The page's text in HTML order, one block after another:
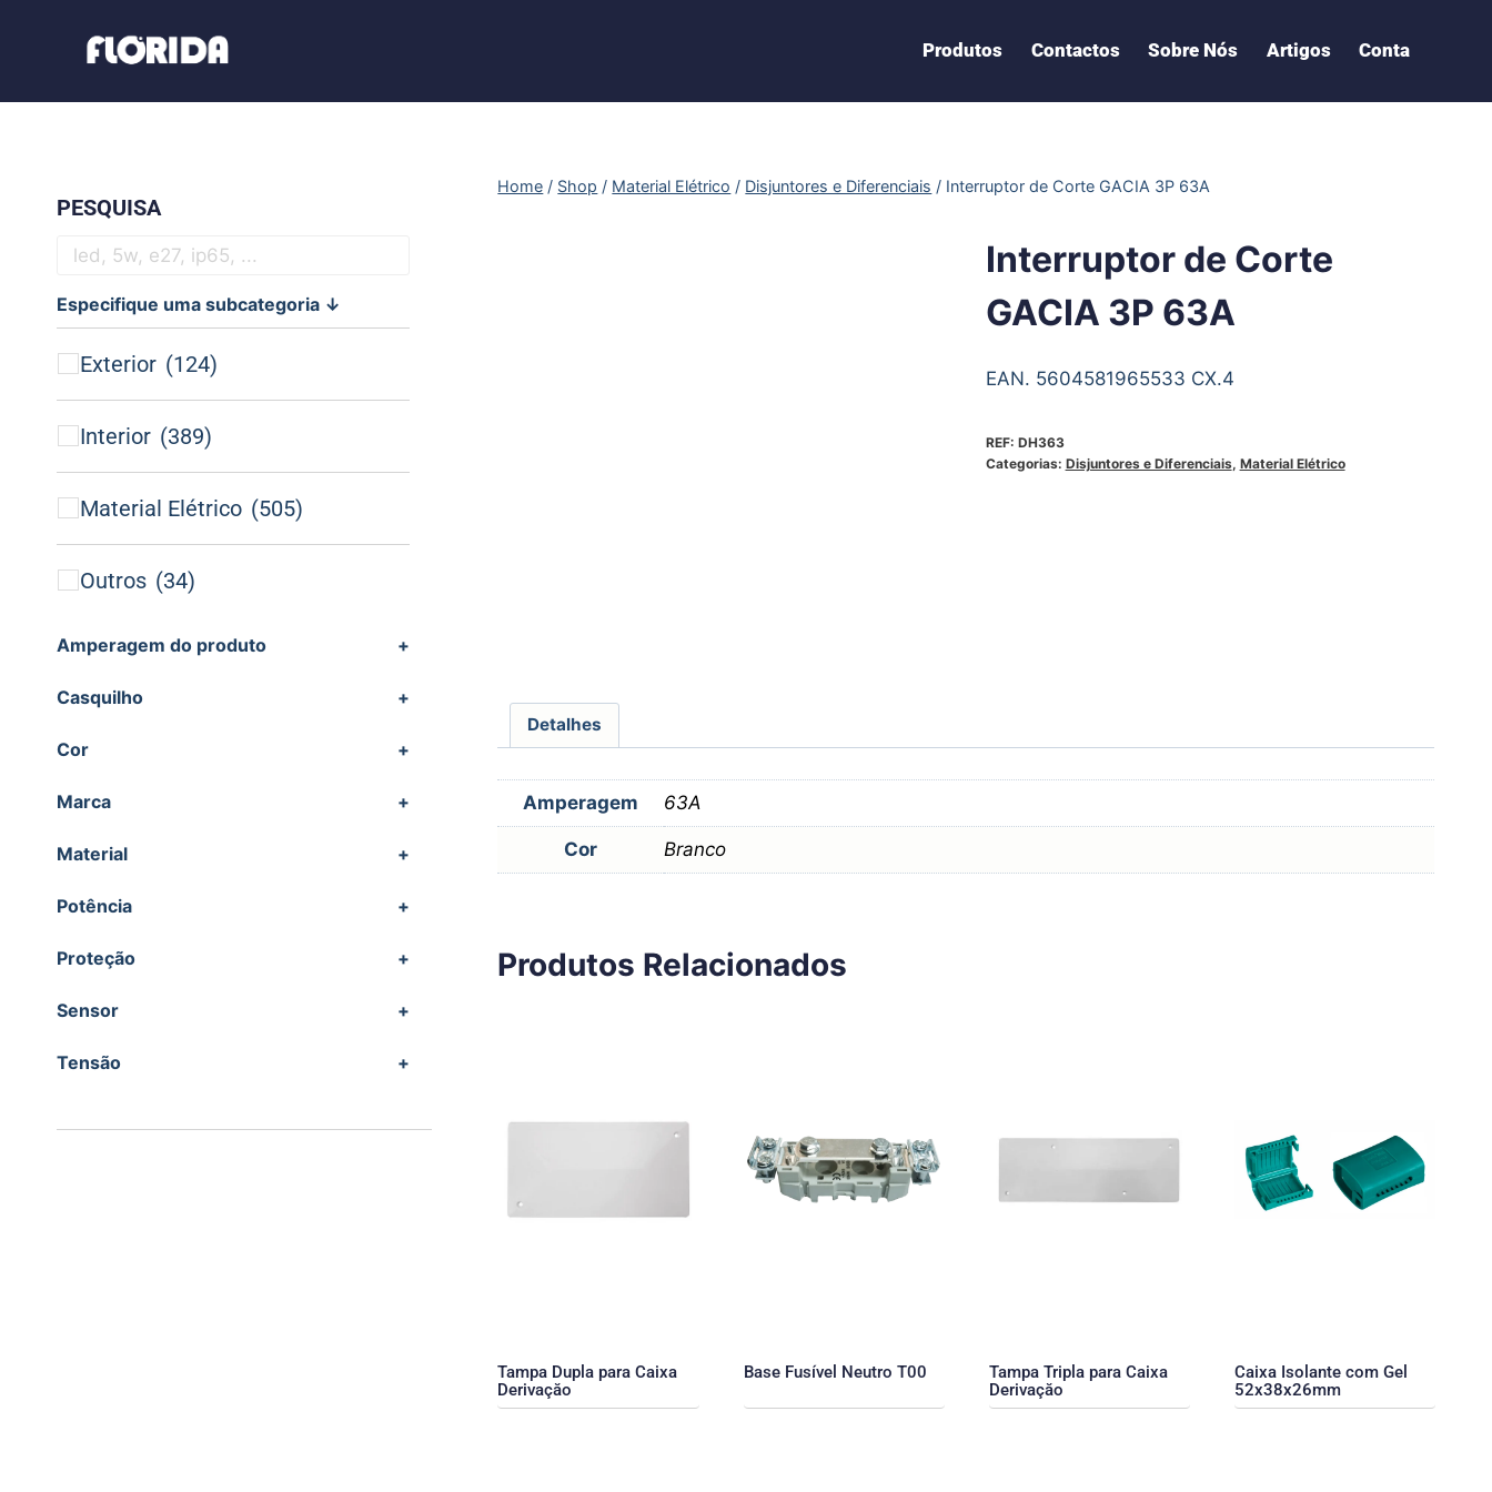
Produtos Contactos Sobre Nós Artigos Conta
Home / Shop / Material Elétrico / Disjuntores e Diferenciais / Interruptor de Corte GACIA 3P 63A
Interruptor de Corte
GACIA 3P 63A
EAN. 5604581965533 CX.4
REF: DH363
Categorias: Disjuntores e Diferenciais, Material Elétrico
Detalhes
Amperagem 63A
Cor Branco
Produtos Relacionados
Tampa Dupla para Caixa
Derivaçăo
Base Fusível Neutro T00
Tampa Tripla para Caixa
Derivaçăo
Caixa Isolante com Gel
52x38x26mm
PESQUISA
Especifique uma subcategoria ↓
Exterior (124)
Interior (389)
Material Elétrico (505)
Outros (34)
Amperagem do produto +
Casquilho +
Cor +
Marca +
Material +
Potência +
Proteção +
Sensor +
Tensão +